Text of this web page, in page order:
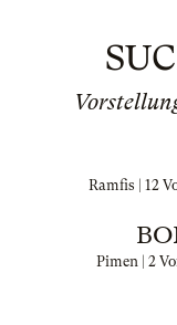
Ramfis | 12
Pimen | 2